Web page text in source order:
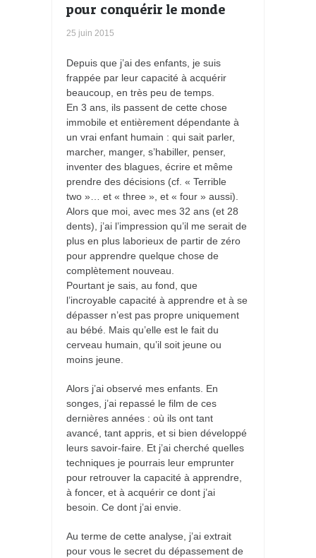
pour conquérir le monde
25 juin 2015
Depuis que j’ai des enfants, je suis
frappée par leur capacité à acquérir
beaucoup, en très peu de temps.
En 3 ans, ils passent de cette chose
immobile et entièrement dépendante à
un vrai enfant humain : qui sait parler,
marcher, manger, s’habiller, penser,
inventer des blagues, écrire et même
prendre des décisions (cf. « Terrible
two »… et « three », et « four » aussi).
Alors que moi, avec mes 32 ans (et 28
dents), j’ai l’impression qu’il me serait de
plus en plus laborieux de partir de zéro
pour apprendre quelque chose de
complètement nouveau.
Pourtant je sais, au fond, que
l’incroyable capacité à apprendre et à se
dépasser n’est pas propre uniquement
au bébé. Mais qu’elle est le fait du
cerveau humain, qu’il soit jeune ou
moins jeune.
Alors j’ai observé mes enfants. En
songes, j’ai repassé le film de ces
dernières années : où ils ont tant
avancé, tant appris, et si bien développé
leurs savoir-faire. Et j’ai cherché quelles
techniques je pourrais leur emprunter
pour retrouver la capacité à apprendre,
à foncer, et à acquérir ce dont j’ai
besoin. Ce dont j’ai envie.
Au terme de cette analyse, j’ai extrait
pour vous le secret du dépassement de